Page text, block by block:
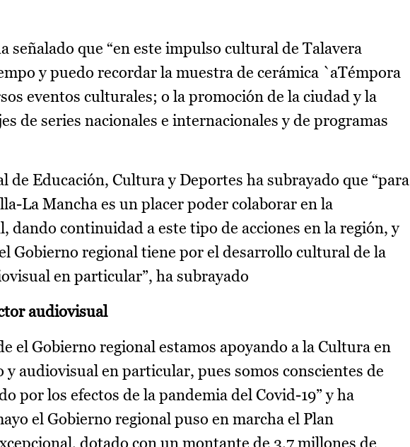
señalado que “en este impulso cultural de Talavera
y puedo recordar la muestra de cerámica `aTémpora
eventos culturales; o la promoción de la ciudad y la
de series nacionales e internacionales y de programas
de Educación, Cultura y Deportes ha subrayado que “para
La Mancha es un placer poder colaborar en la
dando continuidad a este tipo de acciones en la región, y
Gobierno regional tiene por el desarrollo cultural de la
en particular”, ha subrayado
audiovisual
el Gobierno regional estamos apoyando a la Cultura en
audiovisual en particular, pues somos conscientes de
por los efectos de la pandemia del Covid-19” y ha
el Gobierno regional puso en marcha el Plan
dotado con un montante de 3,7 millones de